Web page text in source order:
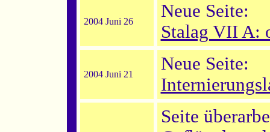
2004 Juni 26
Neue Seite:
Stalag VII A:
2004 Juni 21
Neue Seite:
Seite